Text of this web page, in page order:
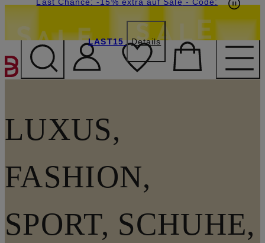
ZUM HAUPTINHALT
LAST15 Details
LUXUS,
FASHION,
SPORT, SCHUHE,